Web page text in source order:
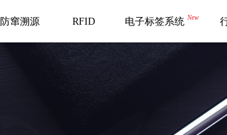
防窜溯源 RFID 电子标签系统 New